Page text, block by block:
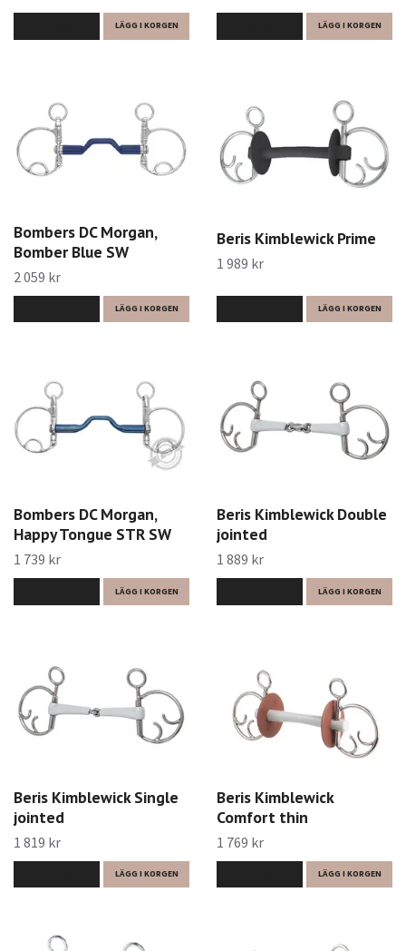
LÄGG I KORGEN LÄGG I KORGEN
Bombers DC Morgan,
Bomber Blue SW
2 059 kr
LÄGG I KORGEN
Beris Kimblewick Prime
1 989 kr
LÄGG I KORGEN
Bombers DC Morgan,
Happy Tongue STR SW
1 739 kr
LÄGG I KORGEN
Beris Kimblewick Double
jointed
1 889 kr
LÄGG I KORGEN
Beris Kimblewick Single
jointed
1 819 kr
LÄGG I KORGEN
Beris Kimblewick
Comfort thin
1 769 kr
LÄGG I KORGEN